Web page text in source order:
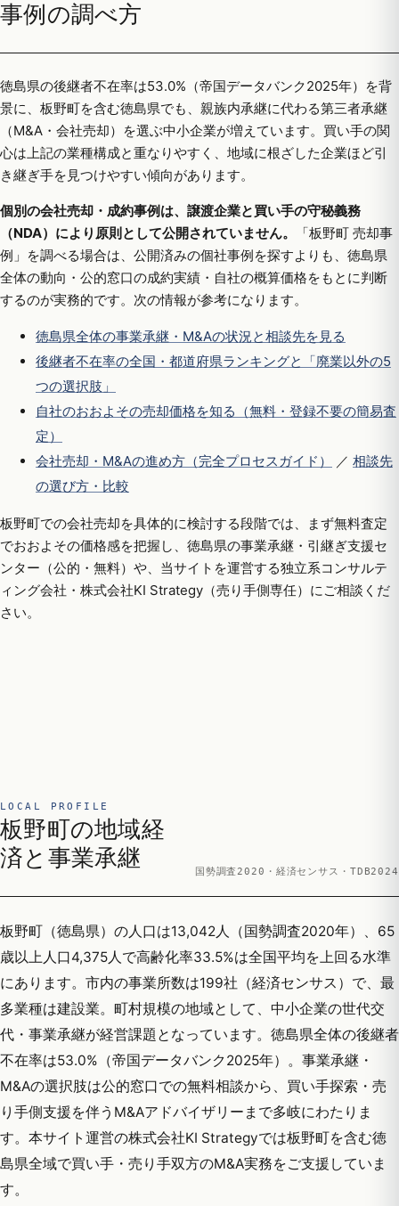
事例の調べ方
徳島県の後継者不在率は53.0%（帝国データバンク2025年）を背
景に、板野町を含む徳島県でも、親族内承継に代わる第三者承継
（M&A・会社売却）を選ぶ中小企業が増えています。買い手の関
心は上記の業種構成と重なりやすく、地域に根ざした企業ほど引
き継ぎ手を見つけやすい傾向があります。
個別の会社売却・成約事例は、譲渡企業と買い手の守秘義務
（NDA）により原則として公開されていません。
「板野町 売却事
例」を調べる場合は、公開済みの個社事例を探すよりも、徳島県
全体の動向・公的窓口の成約実績・自社の概算価格をもとに判断
するのが実務的です。次の情報が参考になります。
徳島県全体の事業承継・M&Aの状況と相談先を見る
後継者不在率の全国・都道府県ランキングと「廃業以外の5
つの選択肢」
自社のおおよその売却価格を知る（無料・登録不要の簡易査
定）
会社売却・M&Aの進め方（完全プロセスガイド）
／ 相談先
の選び方・比較
板野町での会社売却を具体的に検討する段階では、まず無料査定
でおおよその価格感を把握し、徳島県の事業承継・引継ぎ支援セ
ンター（公的・無料）や、当サイトを運営する独立系コンサルテ
ィング会社・株式会社KI Strategy（売り手側専任）にご相談くだ
さい。
LOCAL PROFILE
板野町の地域経
済と事業承継
国勢調査2020・経済センサス・TDB2024
板野町（徳島県）の人口は13,042人（国勢調査2020年）、65
歳以上人口4,375人で高齢化率33.5%は全国平均を上回る水準
にあります。市内の事業所数は199社（経済センサス）で、最
多業種は建設業。町村規模の地域として、中小企業の世代交
代・事業承継が経営課題となっています。徳島県全体の後継者
不在率は53.0%（帝国データバンク2025年）。事業承継・
M&Aの選択肢は公的窓口での無料相談から、買い手探索・売
り手側支援を伴うM&Aアドバイザリーまで多岐にわたりま
す。本サイト運営の株式会社KI Strategyでは板野町を含む徳
島県全域で買い手・売り手双方のM&A実務をご支援していま
す。